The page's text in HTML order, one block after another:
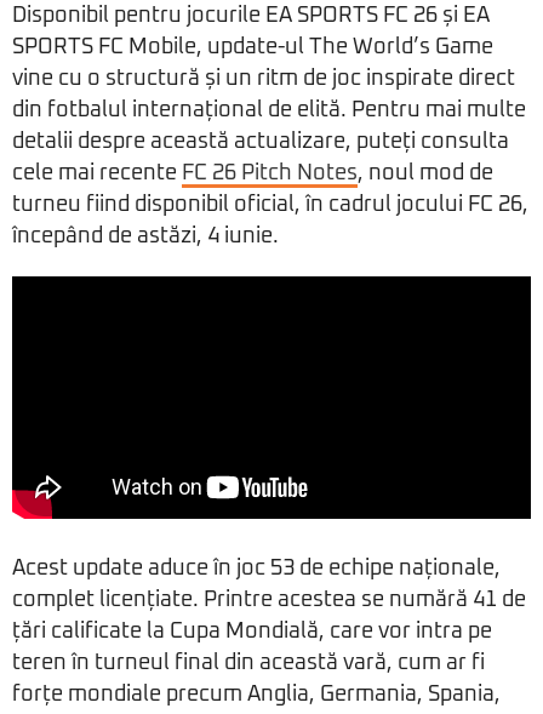
Disponibil pentru jocurile EA SPORTS FC 26 și EA
SPORTS FC Mobile, update-ul The World’s Game
vine cu o structură și un ritm de joc inspirate direct
din fotbalul internațional de elită. Pentru mai multe
detalii despre această actualizare, puteți consulta
cele mai recente FC 26 Pitch Notes, noul mod de
turneu fiind disponibil oficial, în cadrul jocului FC 26,
începând de astăzi, 4 iunie.
Acest update aduce în joc 53 de echipe naționale,
complet licențiate. Printre acestea se numără 41 de
țări calificate la Cupa Mondială, care vor intra pe
teren în turneul final din această vară, cum ar fi
forțe mondiale precum Anglia, Germania, Spania,